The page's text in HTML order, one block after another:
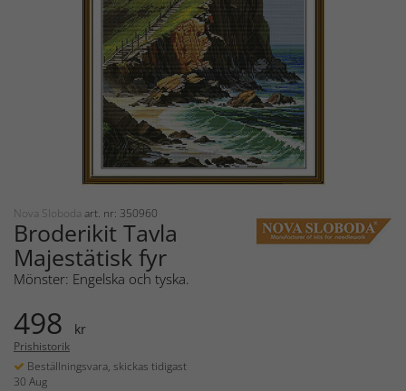
Nova Sloboda art. nr: 350960
Broderikit Tavla
Majestätisk fyr
Mönster: Engelska och tyska.
498 kr
Prishistorik
Beställningsvara, skickas tidigast
30 Aug